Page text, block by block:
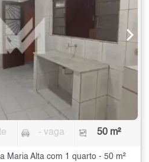
- vaga 50 m²
Maria Alta com 1 quarto - 50 m²